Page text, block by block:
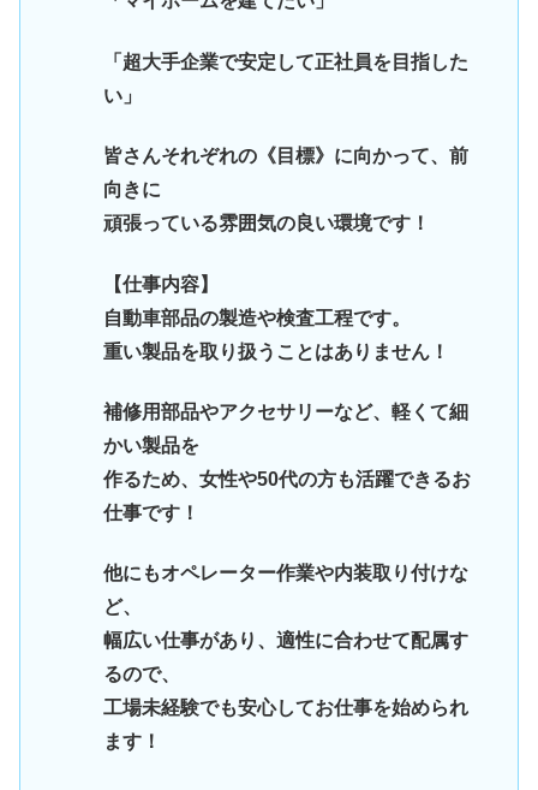
「超大手企業で安定して正社員を目指した
い」
皆さんそれぞれの《目標》に向かって、前
向きに
頑張っている雰囲気の良い環境です！
【仕事内容】
自動車部品の製造や検査工程です。
重い製品を取り扱うことはありません！
補修用部品やアクセサリーなど、軽くて細
かい製品を
作るため、女性や50代の方も活躍できるお
仕事です！
他にもオペレーター作業や内装取り付けな
ど、
幅広い仕事があり、適性に合わせて配属す
るので、
工場未経験でも安心してお仕事を始められ
ます！